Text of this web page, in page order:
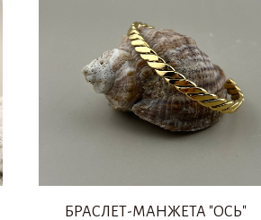
БРАСЛЕТ-МАНЖЕТА "ОСЬ"